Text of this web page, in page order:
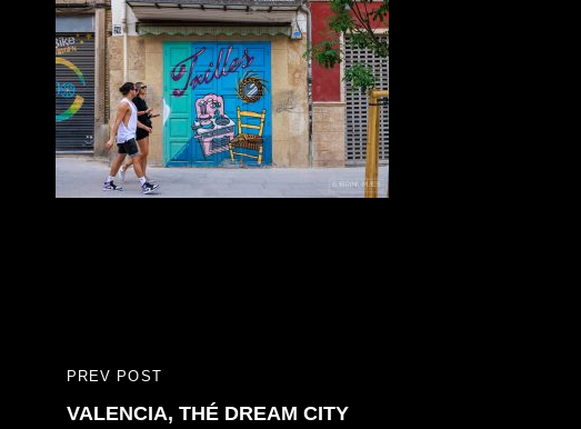
Bericht
navigatie
PREVIOUS
POST
PREV POST
VALENCIA, THÉ DREAM CITY